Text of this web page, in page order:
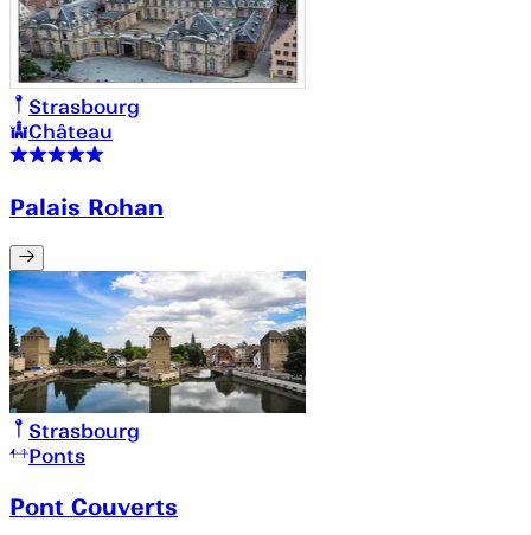
Strasbourg
Château
Palais Rohan
Strasbourg
Ponts
Pont Couverts